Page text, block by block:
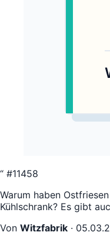
“ #11458
Warum haben
Kühlschrank? Es gibt
Von Witzfabrik ·